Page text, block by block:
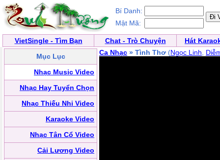
Bí Danh:
Mật Mã:
VietSingle - Tìm Bạn Chat - Trò Chuyện
Hát
Mục Lục
Nhạc Music Video
Nhạc Hay Tuyển Chọn
Nhạc Thiếu Nhi Video
Karaoke Video
Nhạc Tân Cổ Video
Cải Lương Video
Ca Nhạc » Tình Thơ (Ngọc Linh